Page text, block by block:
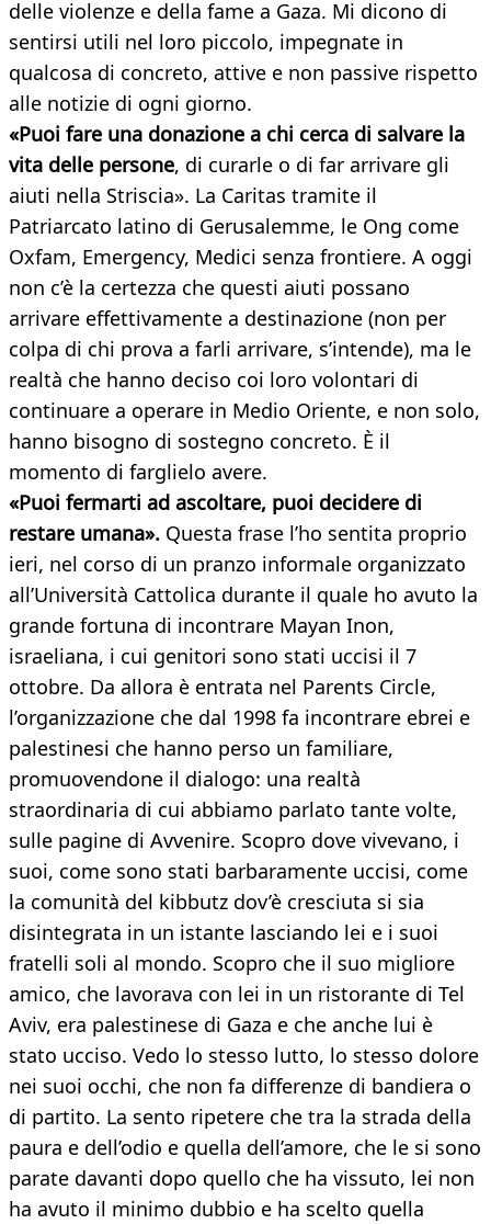
delle violenze e della fame a Gaza. Mi dicono di
sentirsi utili nel loro piccolo, impegnate in
qualcosa di concreto, attive e non passive rispetto
alle notizie di ogni giorno.
«Puoi fare una donazione a chi cerca di salvare la
vita delle persone, di curarle o di far arrivare gli
aiuti nella Striscia». La Caritas tramite il
Patriarcato latino di Gerusalemme, le Ong come
Oxfam, Emergency, Medici senza frontiere. A oggi
non c’è la certezza che questi aiuti possano
arrivare effettivamente a destinazione (non per
colpa di chi prova a farli arrivare, s’intende), ma le
realtà che hanno deciso coi loro volontari di
continuare a operare in Medio Oriente, e non solo,
hanno bisogno di sostegno concreto. È il
momento di farglielo avere.
«Puoi fermarti ad ascoltare, puoi decidere di
restare umana». Questa frase l’ho sentita proprio
ieri, nel corso di un pranzo informale organizzato
all’Università Cattolica durante il quale ho avuto la
grande fortuna di incontrare Mayan Inon,
israeliana, i cui genitori sono stati uccisi il 7
ottobre. Da allora è entrata nel Parents Circle,
l’organizzazione che dal 1998 fa incontrare ebrei e
palestinesi che hanno perso un familiare,
promuovendone il dialogo: una realtà
straordinaria di cui abbiamo parlato tante volte,
sulle pagine di Avvenire. Scopro dove vivevano, i
suoi, come sono stati barbaramente uccisi, come
la comunità del kibbutz dov’è cresciuta si sia
disintegrata in un istante lasciando lei e i suoi
fratelli soli al mondo. Scopro che il suo migliore
amico, che lavorava con lei in un ristorante di Tel
Aviv, era palestinese di Gaza e che anche lui è
stato ucciso. Vedo lo stesso lutto, lo stesso dolore
nei suoi occhi, che non fa differenze di bandiera o
di partito. La sento ripetere che tra la strada della
paura e dell’odio e quella dell’amore, che le si sono
parate davanti dopo quello che ha vissuto, lei non
ha avuto il minimo dubbio e ha scelto quella